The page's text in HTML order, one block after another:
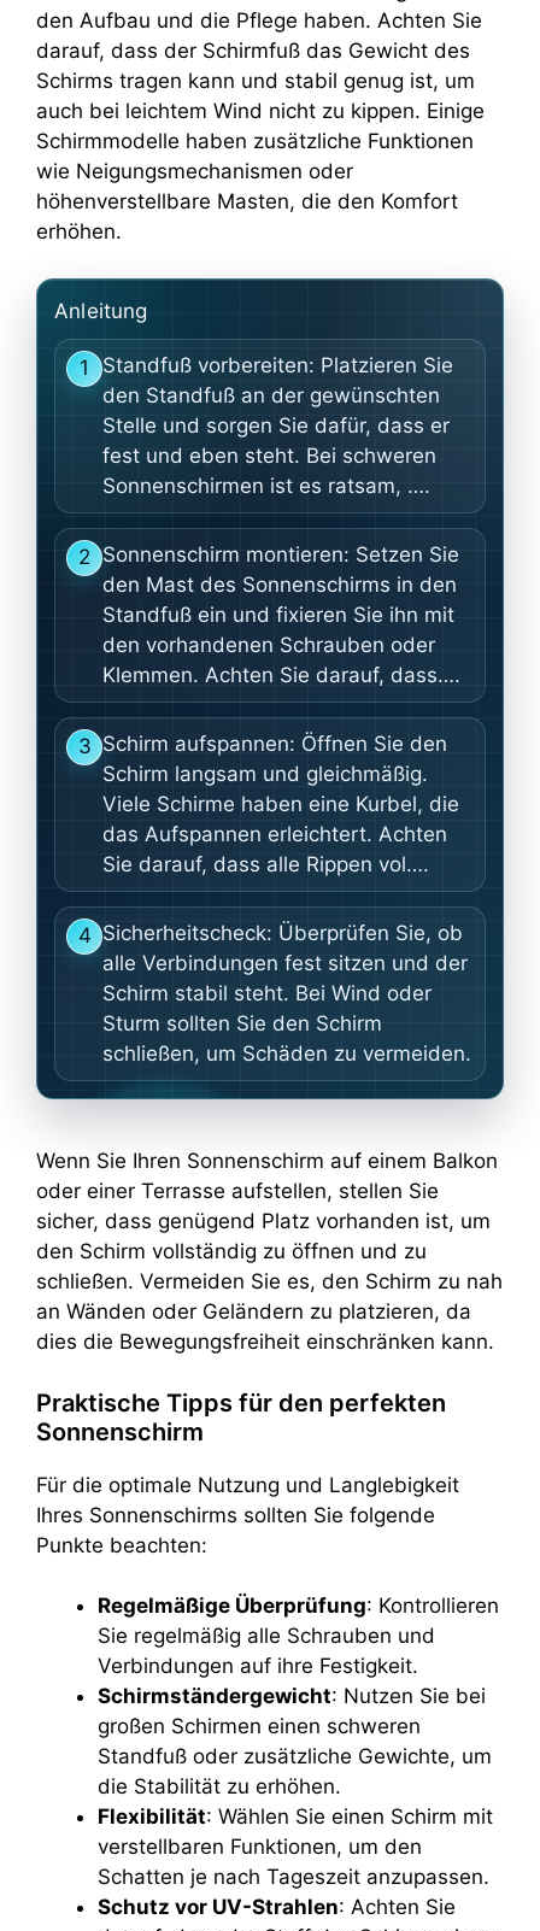
den Aufbau und die Pflege haben. Achten Sie
darauf, dass der Schirmfuß das Gewicht des
Schirms tragen kann und stabil genug ist, um
auch bei leichtem Wind nicht zu kippen. Einige
Schirmmodelle haben zusätzliche Funktionen
wie Neigungsmechanismen oder
höhenverstellbare Masten, die den Komfort
erhöhen.
Anleitung
1 Standfuß vorbereiten: Platzieren Sie
den Standfuß an der gewünschten
Stelle und sorgen Sie dafür, dass er
fest und eben steht. Bei schweren
Sonnenschirmen ist es ratsam, ….
2 Sonnenschirm montieren: Setzen Sie
den Mast des Sonnenschirms in den
Standfuß ein und fixieren Sie ihn mit
den vorhandenen Schrauben oder
Klemmen. Achten Sie darauf, dass….
3 Schirm aufspannen: Öffnen Sie den
Schirm langsam und gleichmäßig.
Viele Schirme haben eine Kurbel, die
das Aufspannen erleichtert. Achten
Sie darauf, dass alle Rippen vol….
4 Sicherheitscheck: Überprüfen Sie, ob
alle Verbindungen fest sitzen und der
Schirm stabil steht. Bei Wind oder
Sturm sollten Sie den Schirm
schließen, um Schäden zu vermeiden.
Wenn Sie Ihren Sonnenschirm auf einem Balkon
oder einer Terrasse aufstellen, stellen Sie
sicher, dass genügend Platz vorhanden ist, um
den Schirm vollständig zu öffnen und zu
schließen. Vermeiden Sie es, den Schirm zu nah
an Wänden oder Geländern zu platzieren, da
dies die Bewegungsfreiheit einschränken kann.
Praktische Tipps für den perfekten
Sonnenschirm
Für die optimale Nutzung und Langlebigkeit
Ihres Sonnenschirms sollten Sie folgende
Punkte beachten:
Regelmäßige Überprüfung: Kontrollieren
Sie regelmäßig alle Schrauben und
Verbindungen auf ihre Festigkeit.
Schirmständergewicht: Nutzen Sie bei
großen Schirmen einen schweren
Standfuß oder zusätzliche Gewichte, um
die Stabilität zu erhöhen.
Flexibilität: Wählen Sie einen Schirm mit
verstellbaren Funktionen, um den
Schatten je nach Tageszeit anzupassen.
Schutz vor UV-Strahlen: Achten Sie